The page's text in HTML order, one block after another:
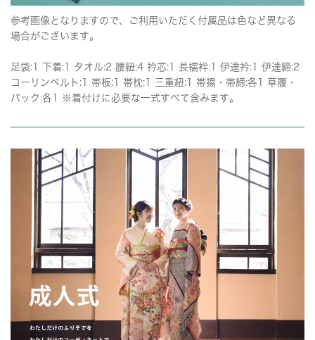
参考画像となりますので、ご利用いただく付属品は色など異なる
場合がございます。
足袋:1 下着:1 タオル:2 腰紐:4 衿芯:1 長襦袢:1 伊達衿:1 伊達締:2
コーリンベルト:1 帯板:1 帯枕:1 三重紐:1 帯揚・帯締:各1 草履・
バック:各1 ※着付けに必要な一式すべて含みます。